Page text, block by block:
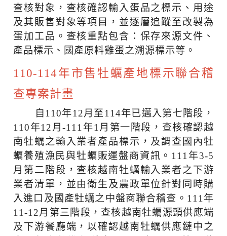
查核對象，查核確認輸入蛋品之標示、用途
及其販售對象等項目，並逐層追蹤至改製為
蛋加工品。查核重點包含：保存來源文件、
產品標示、國產原料雞蛋之溯源標示等。
110-114年市售牡蠣產地標示聯合稽
查專案計畫
自110年12月至114年已邁入第七階段，
110年12月-111年1月第一階段，查核確認越
南牡蠣之輸入業者產品標示，及調查國內牡
蠣養殖漁民與牡蠣販運盤商資訊。111年3-5
月第二階段，查核越南牡蠣輸入業者之下游
業者清單，並由衛生及農政單位針對同時購
入進口及國產牡蠣之中盤商聯合稽查。111年
11-12月第三階段，查核越南牡蠣源頭供應端
及下游餐廳端，以確認越南牡蠣供應鏈中之